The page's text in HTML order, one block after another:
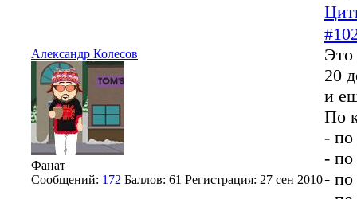
Александр Колесов
Фанат
Сообщений: 172 Баллов: 61 Регистрация: 27 сен 2010
Это
20
и
По
- по
- по
- по